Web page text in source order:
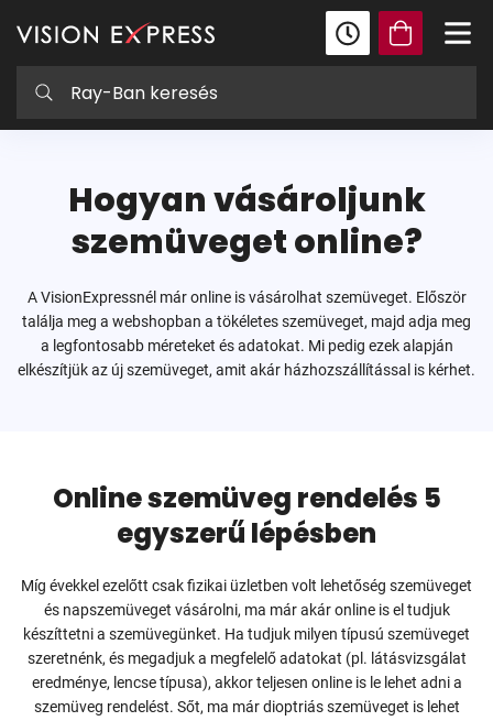
Hogyan vásároljunk
szemüveget online?
A VisionExpressnél már online is vásárolhat szemüveget. Először
találja meg a webshopban a tökéletes szemüveget, majd adja meg
a legfontosabb méreteket és adatokat. Mi pedig ezek alapján
elkészítjük az új szemüveget, amit akár házhozszállítással is kérhet.
Online szemüveg rendelés 5
egyszerű lépésben
Míg évekkel ezelőtt csak fizikai üzletben volt lehetőség szemüveget
és napszemüveget vásárolni, ma már akár online is el tudjuk
készíttetni a szemüvegünket. Ha tudjuk milyen típusú szemüveget
szeretnénk, és megadjuk a megfelelő adatokat (pl. látásvizsgálat
eredménye, lencse típusa), akkor teljesen online is le lehet adni a
szemüveg rendelést. Sőt, ma már dioptriás szemüveget is lehet